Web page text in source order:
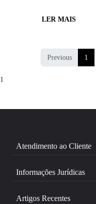
LER MAIS
Previous 1
1
Atendimento ao Cliente
Informações Jurídicas
Artigos Recentes